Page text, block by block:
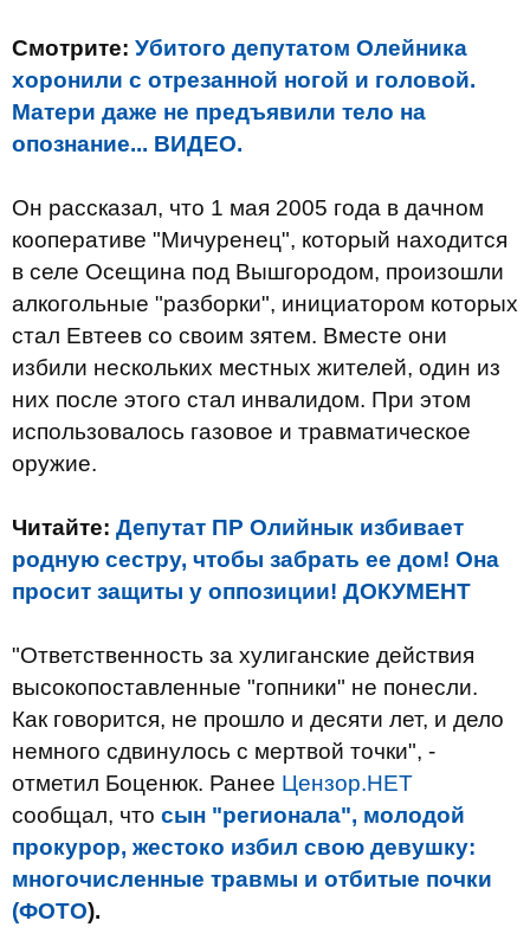
Смотрите: Убитого депутатом Олейника
хоронили с отрезанной ногой и головой.
Матери даже не предъявили тело на
опознание... ВИДЕО.
Он рассказал, что 1 мая 2005 года в дачном
кооперативе "Мичуренец", который находится
в селе Осещина под Вышгородом, произошли
алкогольные "разборки", инициатором которых
стал Евтеев со своим зятем. Вместе они
избили нескольких местных жителей, один из
них после этого стал инвалидом. При этом
использовалось газовое и травматическое
оружие.
Читайте: Депутат ПР Олийнык избивает
родную сестру, чтобы забрать ее дом! Она
просит защиты у оппозиции! ДОКУМЕНТ
"Ответственность за хулиганские действия
высокопоставленные "гопники" не понесли.
Как говорится, не прошло и десяти лет, и дело
немного сдвинулось с мертвой точки", -
отметил Боценюк. Ранее Цензор.НЕТ
сообщал, что сын "регионала", молодой
прокурор, жестоко избил свою девушку:
многочисленные травмы и отбитые почки
(ФОТО).